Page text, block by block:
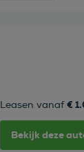
Leasen vanaf €
Bekijk deze